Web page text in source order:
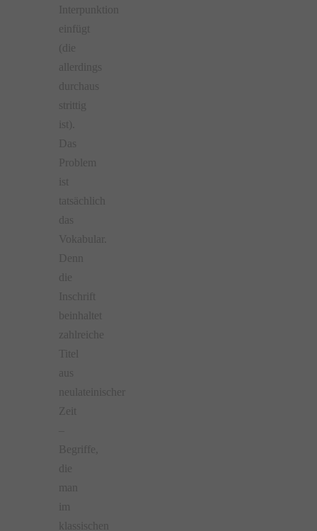
Interpunktion
einfügt
(die
allerdings
durchaus
strittig
ist).
Das
Problem
ist
tatsächlich
das
Vokabular.
Denn
die
Inschrift
beinhaltet
zahlreiche
Titel
aus
neulateinischer
Zeit
Begriffe,
die
man
im
klassischen